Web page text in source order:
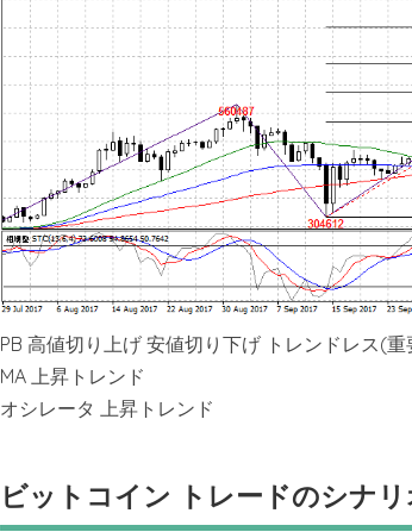
PB 高値切り上げ 安値切り下げ トレンドレス(
MA 上昇トレンド
オシレータ 上昇トレンド
ビットコイン トレードのシナリ